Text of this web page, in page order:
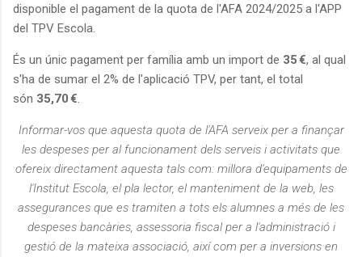
disponible el pagament de la quota de l'AFA 2024/2025 a l'APP
del TPV Escola.
És un únic pagament per família amb un import de 35 €, al qual
s'ha de sumar el 2% de l'aplicació TPV, per tant, el total
són 35,70 €
Informar-vos que aquesta quota de l'AFA serveix per a finançar
les despeses per al funcionament dels serveis i activitats que
ofereix directament aquesta tals com: millora d'equipaments de
l'Institut Escola, el pla lector, el manteniment de la web, les
assegurances que es tramiten a tots els alumnes a més de les
despeses bancàries, assessoria fiscal per a l'administració i
gestió de la mateixa associació, així com per a inversions en